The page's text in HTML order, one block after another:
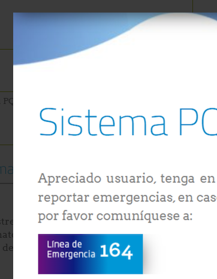
hasta 5 archivos. (Pueden ser
JPG,JPEG,PNG o PDF), el tamaño
superar los 10MB.